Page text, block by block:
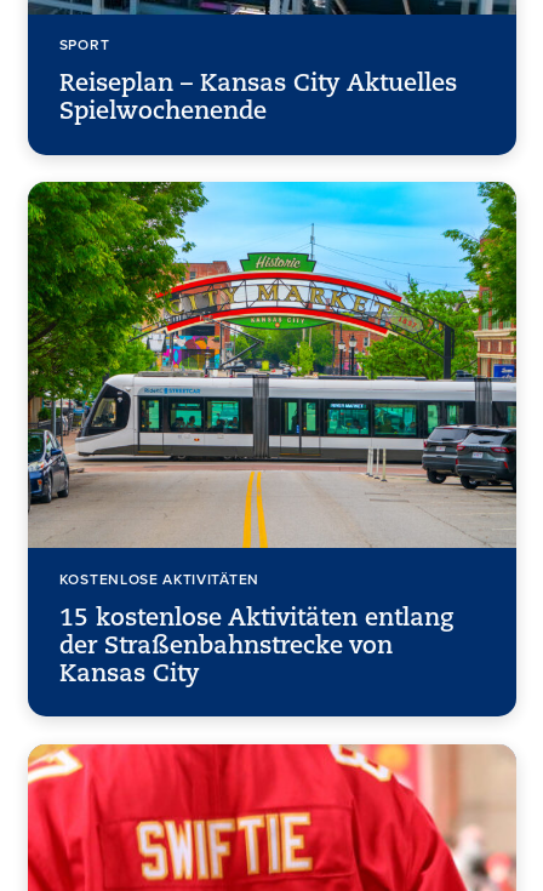
SPORT
Reiseplan – Kansas City Aktuelles
Spielwochenende
KOSTENLOSE AKTIVITÄTEN
15 kostenlose Aktivitäten entlang
der Straßenbahnstrecke von
Kansas City